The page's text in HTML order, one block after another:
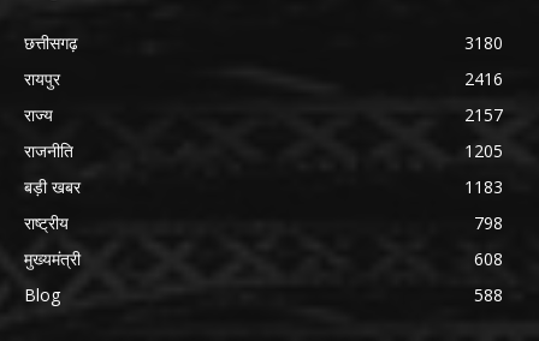
छत्तीसगढ़
3180
रायपुर
2416
राज्य
2157
राजनीति
1205
बड़ी खबर
1183
राष्ट्रीय
798
मुख्यमंत्री
608
Blog
588